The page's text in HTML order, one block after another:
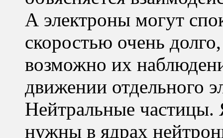
А электроны могут
скоростью очень
возможно их
движении отдельного
Нейтральные
нужны в ядрах